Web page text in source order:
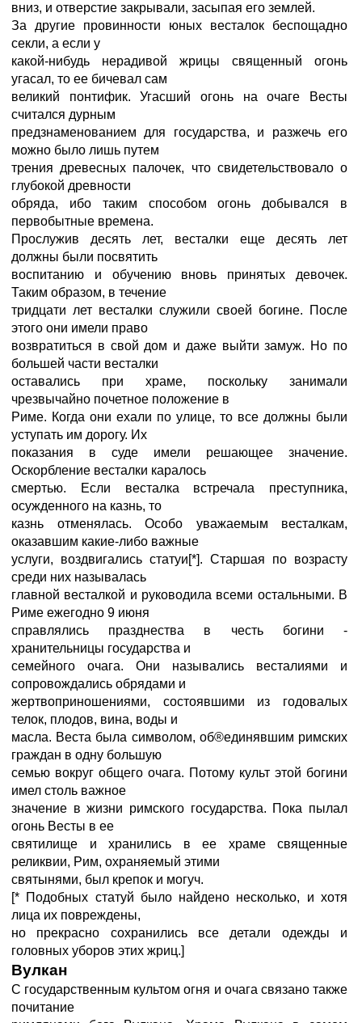
вниз, и отверстие закрывали, засыпая его землей.
За другие провинности юных весталок беспощадно
секли, а если у
какой-нибудь нерадивой жрицы священный огонь
угасал, то ее бичевал сам
великий понтифик. Угасший огонь на очаге Весты
считался дурным
предзнаменованием для государства, и разжечь его
можно было лишь путем
трения древесных палочек, что свидетельствовало о
глубокой древности
обряда, ибо таким способом огонь добывался в
первобытные времена.
Прослужив десять лет, весталки еще десять лет
должны были посвятить
воспитанию и обучению вновь принятых девочек.
Таким образом, в течение
тридцати лет весталки служили своей богине. После
этого они имели право
возвратиться в свой дом и даже выйти замуж. Но по
большей части весталки
оставались при храме, поскольку занимали
чрезвычайно почетное положение в
Риме. Когда они ехали по улице, то все должны были
уступать им дорогу. Их
показания в суде имели решающее значение.
Оскорбление весталки каралось
смертью. Если весталка встречала преступника,
осужденного на казнь, то
казнь отменялась. Особо уважаемым весталкам,
оказавшим какие-либо важные
услуги, воздвигались статуи[*]. Старшая по возрасту
среди них называлась
главной весталкой и руководила всеми остальными. В
Риме ежегодно 9 июня
справлялись празднества в честь богини -
хранительницы государства и
семейного очага. Они назывались весталиями и
сопровождались обрядами и
жертвоприношениями, состоявшими из годовалых
телок, плодов, вина, воды и
масла. Веста была символом, об®единявшим римских
граждан в одну большую
семью вокруг общего очага. Потому культ этой богини
имел столь важное
значение в жизни римского государства. Пока пылал
огонь Весты в ее
святилище и хранились в ее храме священные
реликвии, Рим, охраняемый этими
святынями, был крепок и могуч.
[* Подобных статуй было найдено несколько, и хотя
лица их повреждены,
но прекрасно сохранились все детали одежды и
головных уборов этих жриц.]
Вулкан
С государственным культом огня и очага связано также
почитание